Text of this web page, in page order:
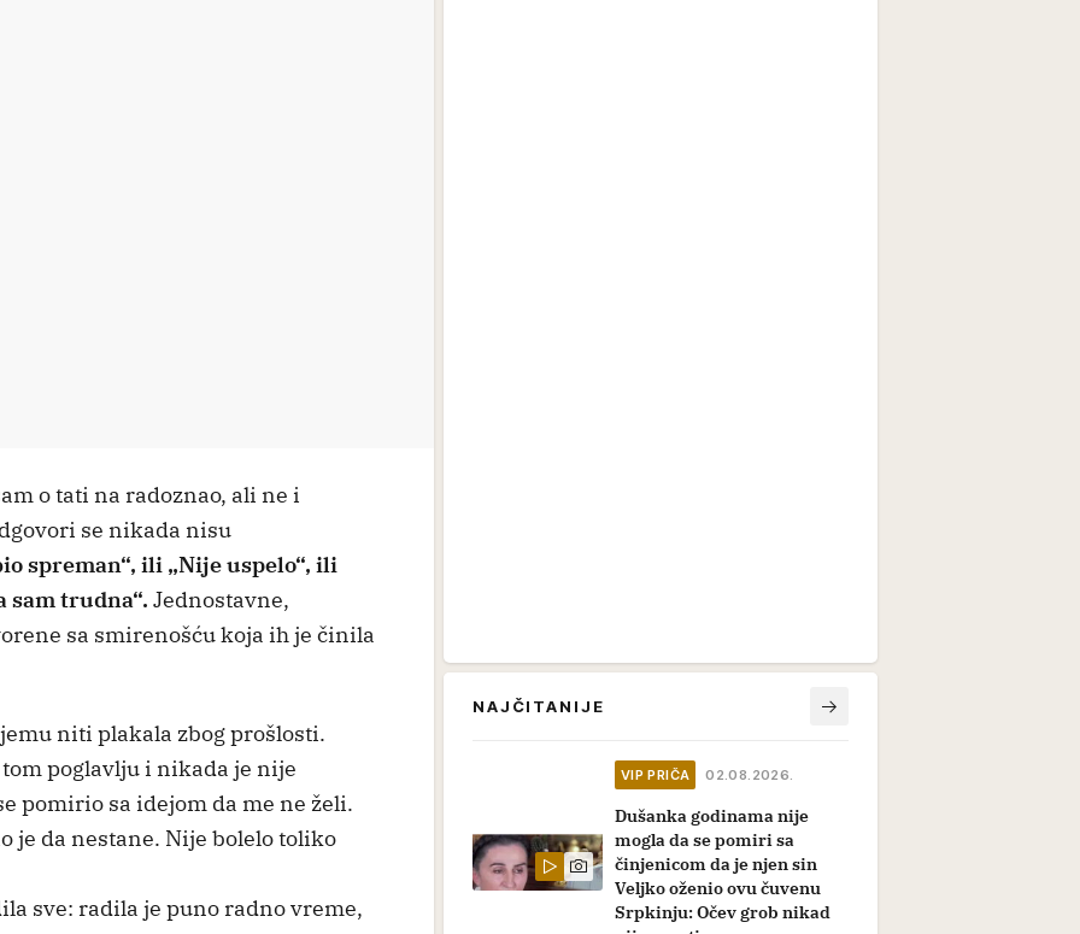
o tati na radoznao, ali ne i
se nikada nisu
spreman“, ili „Nije uspelo“, ili
sam trudna“. Jednostavne,
sa smirenošću koja ih je činila
niti plakala zbog prošlosti.
poglavlju i nikada je nije
pomirio sa idejom da me ne želi.
je da nestane. Nije bolelo toliko
sve: radila je puno radno vreme,
NAJČITANIJE
VIP PRIČA 02.08.2026.
Dušanka godinama nije
mogla da se pomiri sa
činjenicom da je njen sin
Veljko oženio ovu čuvenu
Srpkinju: Očev grob nikad